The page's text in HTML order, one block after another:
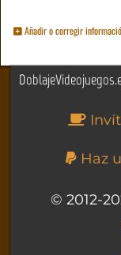
Añadir o corregir
Haz
© 2012-